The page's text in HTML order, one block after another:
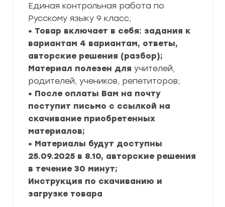
Единая контрольная работа по
Русскому языку 9 класс;
• Товар включает в себя: задания к
вариантам 4 вариантам, ответы,
авторские решения (разбор);
Материал полезен для учителей,
родителей, учеников, репетиторов;
• После оплаты Вам на почту
поступит письмо с ссылкой на
скачивание приобретенных
материалов;
• Материалы будут доступны
25.09.2025 в 8.10, авторские решения
в течение 30 минут;
Инструкция по скачиванию и
загрузке товара